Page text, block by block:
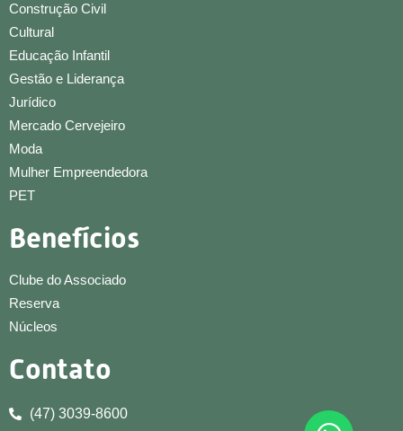
Construção Civil
Cultural
Educação Infantil
Gestão e Liderança
Jurídico
Mercado Cervejeiro
Moda
Mulher Empreendedora
PET
Benefícios
Clube do Associado
Reserva
Núcleos
Contato
(47) 3039-8600